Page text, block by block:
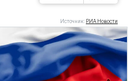
Источник: РИА Новости